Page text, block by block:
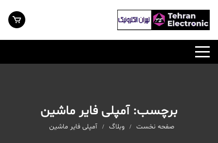
محتوا
برچسب:آمپلی فایر ماشین
صفحه نخست وبلاگ آمپلی فایر ماشین